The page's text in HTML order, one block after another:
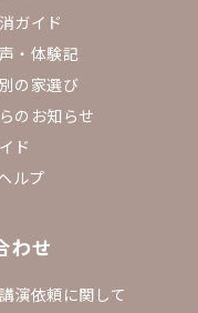
ガイド
・体験記
の家選び
のお知らせ
ド
ルプ
わせ
演依頼に関して